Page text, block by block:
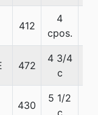
412
4
cpos.
472
4 3/4
c
430
5 1/2
c